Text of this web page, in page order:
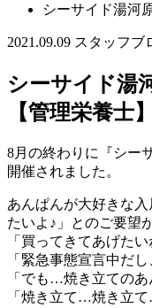
シーサイド湯河
2021.09.09 スタッフブ
シーサイド湯
【管理栄養士】
8月の終わりに『シー
開催されました。
あんぱんが大好きな
たいよ♪」とのご要望
「買ってきてあげたい
「緊急事態宣言中だ
「でも…焼き立てのあ
「焼き立て…焼き立